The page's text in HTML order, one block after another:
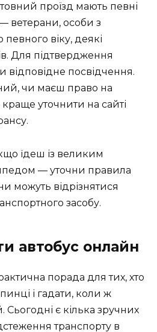
проїзд мають певні
ветерани, особи з
певного віку, деякі
Для підтвердження
відповідне посвідчення.
чи маєш право на
уточнити на сайті
їдеш із великим
— уточни правила
можуть відрізнятися
засобу.
автобус онлайн
порада для тих, хто
і гадати, коли ж
Сьогодні є кілька зручних
транспорту в